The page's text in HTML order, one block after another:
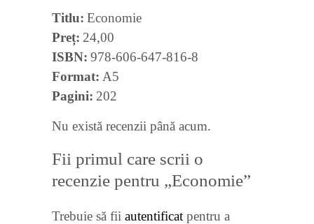
Titlu Economie
Preț 24,00
ISBN 978-606-647-816-8
Format A5
Pagini 202
Nu există recenzii până acum.
Fii primul care scrii o
recenzie pentru „Economie”
Trebuie să fii autentificat pentru a